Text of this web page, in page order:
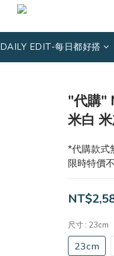
DAILY EDIT-每日都好搭
"代購"
米白
*代購款式
限時特價
尺寸 : 23cm
23cm